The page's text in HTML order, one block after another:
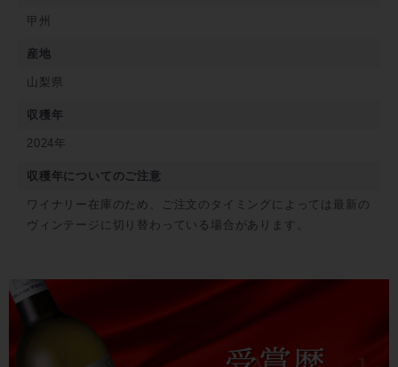
甲州
産地
山梨県
収穫年
2024年
収穫年についてのご注意
ワイナリー在庫のため、ご注文のタイミングによっては最新の
ヴィンテージに切り替わっている場合があります。